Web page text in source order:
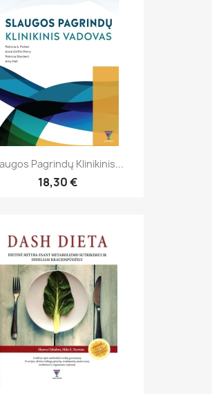
Pagrindų Klinikinis...
18,30 €